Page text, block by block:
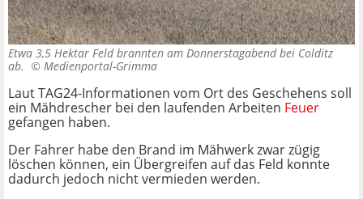
Etwa 3,5 Hektar Feld brannten am Donnerstagabend bei Colditz
ab. © Medienportal-Grimma
Laut TAG24-Informationen vom Ort des Geschehens soll
ein Mähdrescher bei den laufenden Arbeiten Feuer
gefangen haben.
Der Fahrer habe den Brand im Mähwerk zwar zügig
löschen können, ein Übergreifen auf das Feld konnte
dadurch jedoch nicht vermieden werden.